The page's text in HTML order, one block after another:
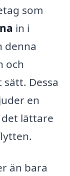
som
in i
denna
och
Dessa
en
lättare
än bara